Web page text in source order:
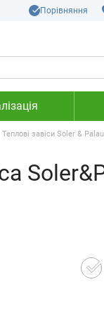
Порівняння
Теплові завіси Soler & Palau